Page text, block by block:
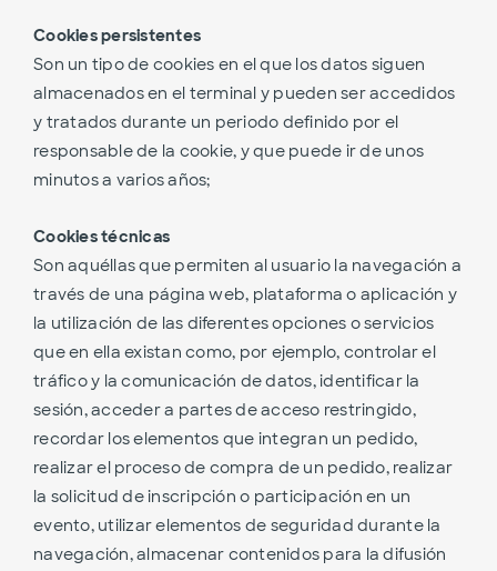
Cookies persistentes
Son un tipo de cookies en el que los datos siguen
almacenados en el terminal y pueden ser accedidos
y tratados durante un periodo definido por el
responsable de la cookie, y que puede ir de unos
minutos a varios años;
Cookies técnicas
Son aquéllas que permiten al usuario la navegación a
través de una página web, plataforma o aplicación y
la utilización de las diferentes opciones o servicios
que en ella existan como, por ejemplo, controlar el
tráfico y la comunicación de datos, identificar la
sesión, acceder a partes de acceso restringido,
recordar los elementos que integran un pedido,
realizar el proceso de compra de un pedido, realizar
la solicitud de inscripción o participación en un
evento, utilizar elementos de seguridad durante la
navegación, almacenar contenidos para la difusión